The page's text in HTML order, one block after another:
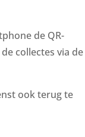
de QR-
collectes via de
ook terug te